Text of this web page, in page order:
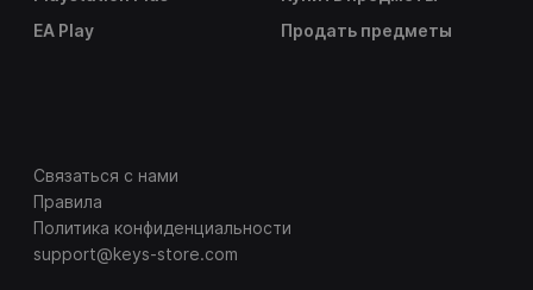
EA Play
Продать предметы
Связаться с нами
Правила
Политика конфиденциальности
support@keys-store.com